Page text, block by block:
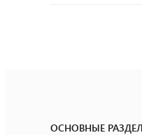
ОСНОВНЫЕ